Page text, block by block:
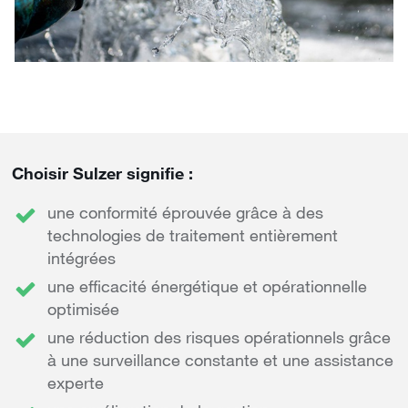
Choisir Sulzer signifie :
une conformité éprouvée grâce à des
technologies de traitement entièrement
intégrées
une efficacité énergétique et opérationnelle
optimisée
une réduction des risques opérationnels grâce
à une surveillance constante et une assistance
experte